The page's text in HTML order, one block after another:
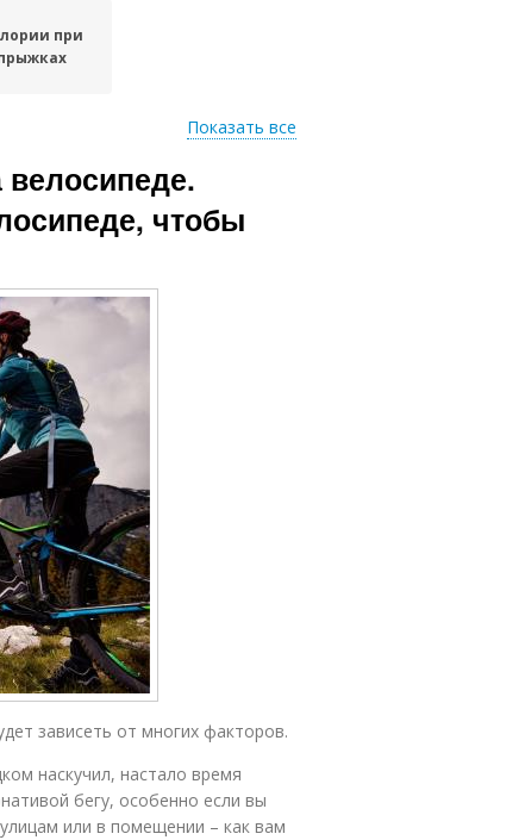
при
Показать все
велосипеде.
чтобы
зависеть от многих факторов.
наскучил, настало время
бегу, особенно если вы
или в помещении – как вам